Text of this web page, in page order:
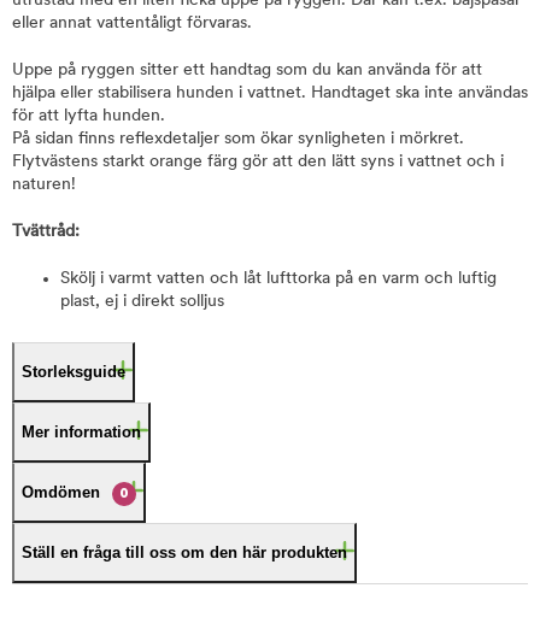
eller annat vattentåligt förvaras.
Uppe på ryggen sitter ett handtag som du kan använda för att
hjälpa eller stabilisera hunden i vattnet. Handtaget ska inte användas
för att lyfta hunden.
På sidan finns reflexdetaljer som ökar synligheten i mörkret.
Flytvästens starkt orange färg gör att den lätt syns i vattnet och i
naturen!
Tvättråd:
Skölj i varmt vatten och låt lufttorka på en varm och luftig
plast, ej i direkt solljus
Storleksguide
Mer information
Omdömen 0
Ställ en fråga till oss om den här produkten